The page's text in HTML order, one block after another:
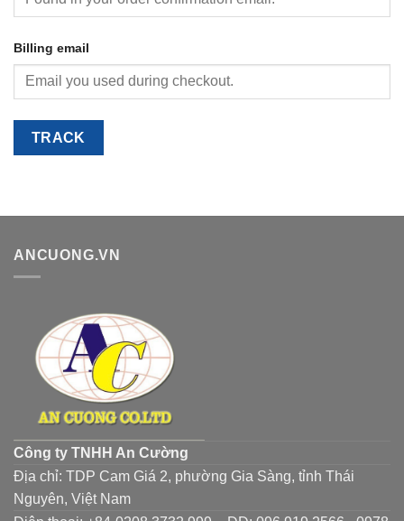
Billing email
TRACK
ANCUONG.VN
Công ty TNHH An Cường
Địa chỉ: TDP Cam Giá 2, phường Gia Sàng, tỉnh Thái
Nguyên, Việt Nam